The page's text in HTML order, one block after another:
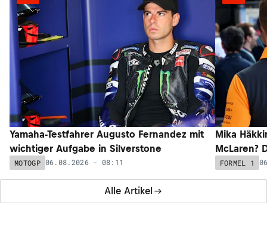
Alle Artikel
Yamaha-Testfahrer Augusto Fernandez mit
wichtiger Aufgabe in Silverstone
MOTOGP 06.08.2026 - 08:11
Mika
McLaren?
FORMEL 1